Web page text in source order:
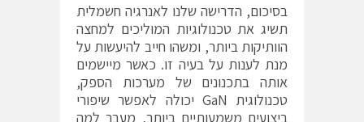
בסיכום, הדרישה שלנו לאנרגיה חשמלית
תשיג את טכנולוגיות המוליכים למחצה
הוותיקות ביותר, ומשהו חייב להיעשות על
מנת לענות על בעיה זו. כאשר מיישמים
אותה בתכנונים של מערכות הספק,
טכנולוגית GaN יכולה לאפשר שיפורי
ביצועים משמעותיים ביותר, מעבר למה